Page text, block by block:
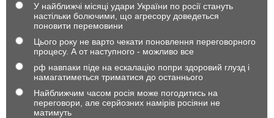
У найближчі місяці удари України по росії стануть
настільки болючими, що агресору доведеться
поновити перемовини
Цього року не варто чекати поновлення переговорного
процесу. А от наступного - можливо все
рф навпаки піде на ескалацію попри здоровий глузд і
намагатиметься триматися до останнього
Найближчим часом росія може погодитись на
переговори, але серйозних намірів росіяни не
матимуть